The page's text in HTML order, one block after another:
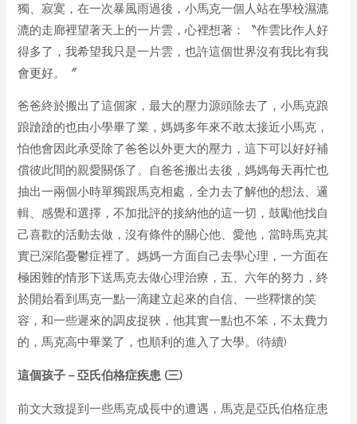
獨、寂寞，在一次暴風雨過後，小馬克一個人站在學校濕漉
漉的走廊裡望著天上的一片雲，心裡想著：〝作雲比作人好
得多了，我希望我只是一片雲，也許這個世界沒有我比有我
會更好。〞
爸爸終於搬出了這個家，最大的壓力源頭除去了，小馬克踉
踉蹌蹌的也由小學畢了業，媽媽多年來不敢太接近小馬克，
怕他會因此承受除了爸爸以外更大的壓力，這下可以好好補
償彼此間的親愛關係了。自爸爸搬出去後，媽媽每天再忙也
抽出一兩個小時單獨跟馬克相處，全力去了解他的想法、邏
輯、感覺和選擇，不加批評的接納他的這一切，鼓勵他找自
己喜歡的活動去做，沒有條件的關心他、愛他，當時馬克其
實已深陷憂鬱症裡了。媽媽一方面自己去學心理，一方面在
極困難的情形下送馬克去做心理治療，五、六年的努力，終
於開始看到馬克一點一滴建立起來的自信、一些釋懷的笑
容，和一些遲來的調皮捉狹，他其實一點也不笨，不太費力
的，馬克高中畢業了，也順利的進入了大學。(待續)
這個孩子 －亞氏伯格症疾患 (三)
前文大致提到一些馬克成長中的遭遇，馬克是亞氏伯格症患